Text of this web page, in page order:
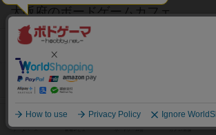
大阪府のボードゲームカフェ
京都府のボードゲームカフェ
愛知県のボードゲームカフェ
福岡県のボードゲームカフェ